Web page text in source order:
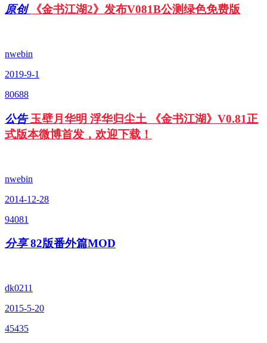
原创 《金书江湖2》发布V081B公测绿色免费版
nwebin
2019-9-1
80688
公告 玉壁月华明 浮华归尘土 《金书江湖》V0.81正
式版本微博首发，欢迎下载！
nwebin
2014-12-28
94081
分享 82版番外篇MOD
dk0211
2015-5-20
45435